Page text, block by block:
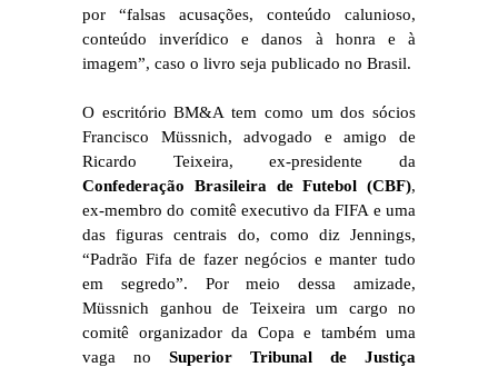
por “falsas acusações, conteúdo calunioso,
conteúdo inverídico e danos à honra e à
imagem”, caso o livro seja publicado no Brasil.
O escritório BM&A tem como um dos sócios
Francisco Müssnich, advogado e amigo de
Ricardo Teixeira, ex-presidente da
Confederação Brasileira de Futebol (CBF),
ex-membro do comitê executivo da FIFA e uma
das figuras centrais do, como diz Jennings,
“Padrão Fifa de fazer negócios e manter tudo
em segredo”. Por meio dessa amizade,
Müssnich ganhou de Teixeira um cargo no
comitê organizador da Copa e também uma
vaga no Superior Tribunal de Justiça